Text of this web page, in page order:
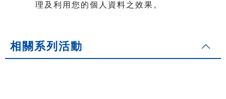
理及利用您的個人資料之效果。
相關系列活動